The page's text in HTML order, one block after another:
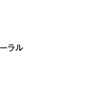
ラル